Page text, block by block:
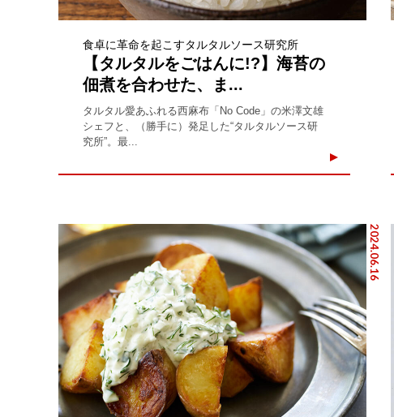
食卓に革命を起こすタルタルソース研究所
【タルタルをごはんに!?】海苔の
佃煮を合わせた、ま...
タルタル愛あふれる西麻布「No Code」の米澤文雄
シェフと、（勝手に）発足した“タルタルソース研
究所”。最...
2024.06.16